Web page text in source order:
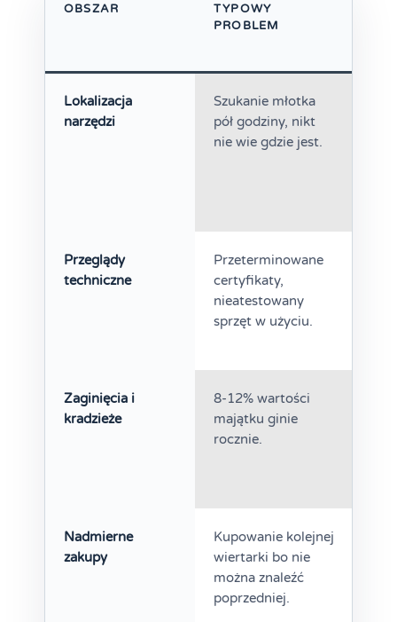
OBSZAR
TYPOWY
PROBLEM
Lokalizacja
narzędzi
Szukanie młotka
pół godziny, nikt
nie wie gdzie jest.
Przeglądy
techniczne
Przeterminowane
certyfikaty,
nieatestowany
sprzęt w użyciu.
Zaginięcia i
kradzieże
8-12% wartości
majątku ginie
rocznie.
Nadmierne
zakupy
Kupowanie kolejnej
wiertarki bo nie
można znaleźć
poprzedniej.